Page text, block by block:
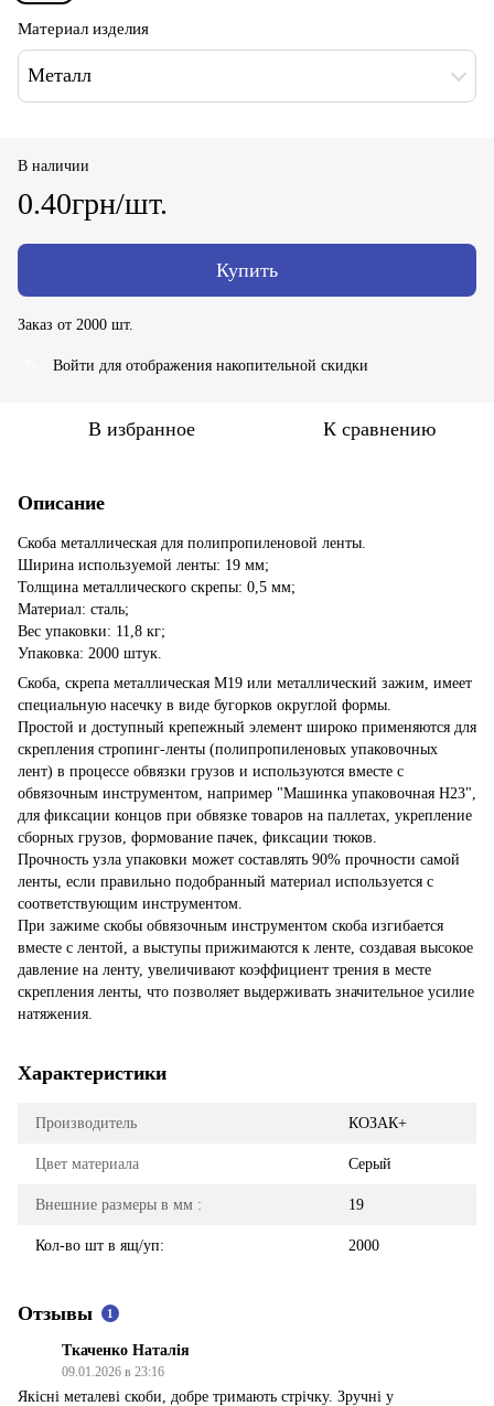
Материал изделия
Металл
В наличии
0.40грн/шт.
Купить
Заказ от 2000 шт.
Войти для отображения накопительной скидки
В избранное К сравнению
Описание
Скоба металлическая для полипропиленовой ленты.
Ширина используемой ленты: 19 мм;
Толщина металлического скрепы: 0,5 мм;
Материал: сталь;
Вес упаковки: 11,8 кг;
Упаковка: 2000 штук.
Скоба, скрепа металлическая М19 или металлический зажим, имеет
специальную насечку в виде бугорков округлой формы.
Простой и доступный крепежный элемент широко применяются для
скрепления стропинг-ленты (полипропиленовых упаковочных
лент) в процессе обвязки грузов и используются вместе с
обвязочным инструментом, например "Машинка упаковочная Н23",
для фиксации концов при обвязке товаров на паллетах, укрепление
сборных грузов, формование пачек, фиксации тюков.
Прочность узла упаковки может составлять 90% прочности самой
ленты, если правильно подобранный материал используется с
соответствующим инструментом.
При зажиме скобы обвязочным инструментом скоба изгибается
вместе с лентой, а выступы прижимаются к ленте, создавая высокое
давление на ленту, увеличивают коэффициент трения в месте
скрепления ленты, что позволяет выдерживать значительное усилие
натяжения.
Характеристики
Производитель КОЗАК+
Цвет материала Серый
Внешние размеры в мм : 19
Кол-во шт в ящ/уп: 2000
Отзывы 1
Ткаченко Наталія
09.01.2026 в 23:16
Якісні металеві скоби, добре тримають стрічку. Зручні у